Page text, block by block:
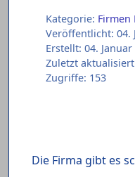
Kategorie: Firmen
Veröffentlicht: 04.
Erstellt: 04. Januar
Zuletzt
Zugriffe: 153
Die Firma gibt es